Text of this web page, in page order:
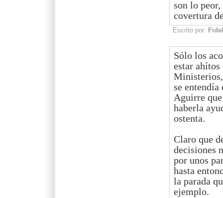
son lo
covertura
Escrito por: Fidel
Sólo los
estar ahítos
Ministerios,
se
Aguirre
haberla
ostenta.
Claro que
decisiones
por unos
hasta
la parada
ejemplo.